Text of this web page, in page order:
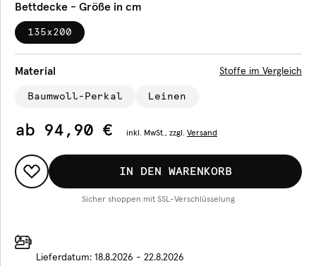
Bettdecke - Größe in cm
135x200
Material Stoffe im Vergleich
Baumwoll-Perkal Leinen
ab 94,90 € inkl. MwSt., zzgl. Versand
IN DEN WARENKORB
Sicher shoppen mit SSL-Verschlüsselung
Lieferdatum: 18.8.2026 - 22.8.2026